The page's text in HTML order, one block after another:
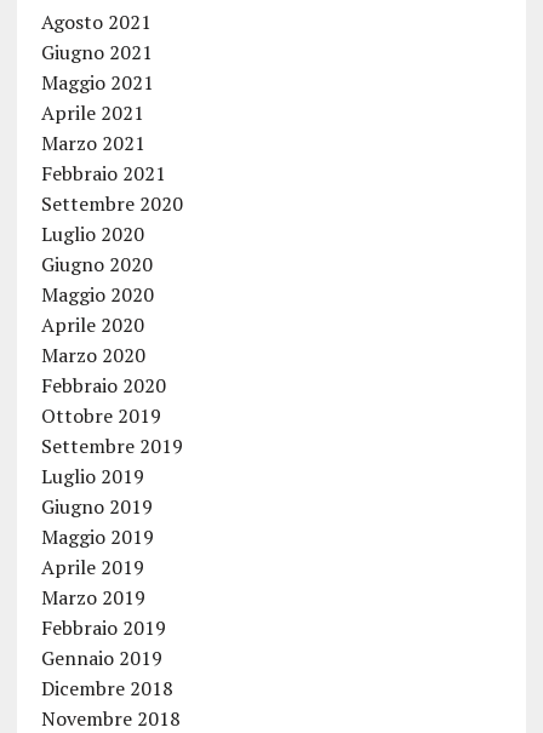
Agosto 2021
Giugno 2021
Maggio 2021
Aprile 2021
Marzo 2021
Febbraio 2021
Settembre 2020
Luglio 2020
Giugno 2020
Maggio 2020
Aprile 2020
Marzo 2020
Febbraio 2020
Ottobre 2019
Settembre 2019
Luglio 2019
Giugno 2019
Maggio 2019
Aprile 2019
Marzo 2019
Febbraio 2019
Gennaio 2019
Dicembre 2018
Novembre 2018